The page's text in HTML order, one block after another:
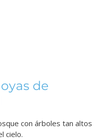
de
con árboles tan altos
cielo.